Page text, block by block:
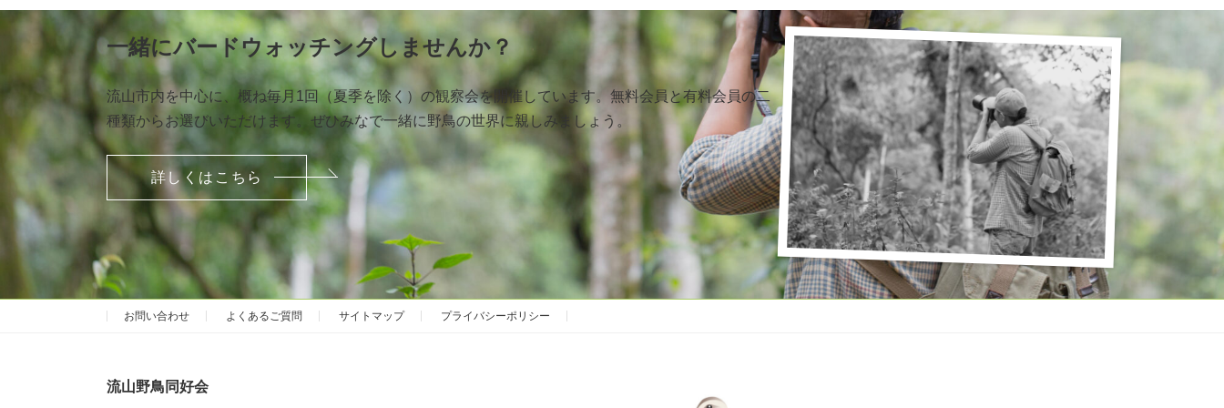
一緒にバードウォッチングしませんか？
流山市内を中心に、概ね毎月1回（夏季を除く）の観察会を開催しています。無料会員と有料会員の二
種類からお選びいただけます。ぜひみなで一緒に野鳥の世界に親しみましょう。
詳しくはこちら
お問い合わせ よくあるご質問 サイトマップ プライバシーポリシー
流山野鳥同好会